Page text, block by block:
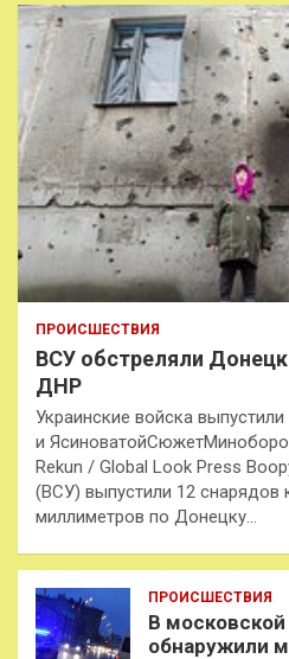
ПРОИСШЕСТВИЯ
ВСУ обстреляли
ДНР
Украинские войска
и
Rekun / Global Look Press
(ВСУ) выпустили 12 снарядов
миллиметров по Донецку…
ПРОИСШЕСТВИЯ
В московской
обнаружили